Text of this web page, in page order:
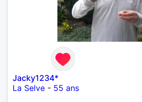
Jacky1234*
La Selve - 55 ans